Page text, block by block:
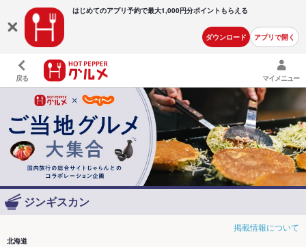
はじめてのアプリ予約で最大1,000円分ポイントもらえる
ダウンロード アプリで開く
戻る マイメニュー
ジンギスカン
掲載情報について
北海道